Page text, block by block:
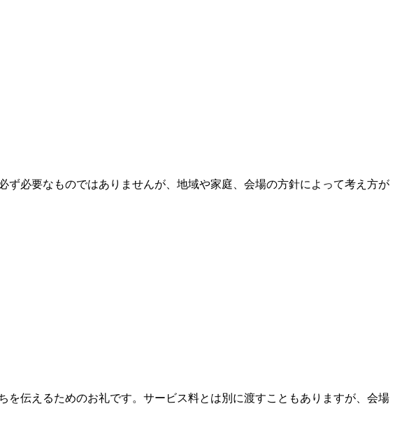
必要なものではありませんが、地域や家庭、会場の方針によって考え方が
伝えるためのお礼です。サービス料とは別に渡すこともありますが、会場